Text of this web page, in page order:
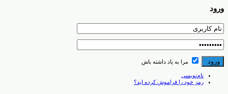
ورود
مرا به یاد داشته باش
نام‌نویسی
رمز خود را فراموش کرده اید؟